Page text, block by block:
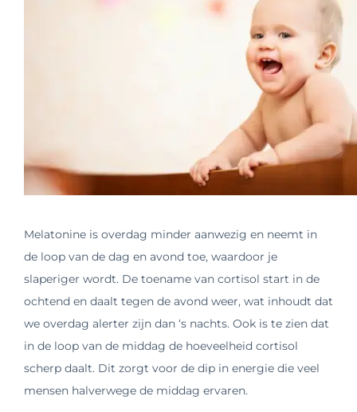
Melatonine is overdag minder aanwezig en neemt in
de loop van de dag en avond toe, waardoor je
slaperiger wordt. De toename van cortisol start in de
ochtend en daalt tegen de avond weer, wat inhoudt dat
we overdag alerter zijn dan ‘s nachts. Ook is te zien dat
in de loop van de middag de hoeveelheid cortisol
scherp daalt. Dit zorgt voor de dip in energie die veel
mensen halverwege de middag ervaren.